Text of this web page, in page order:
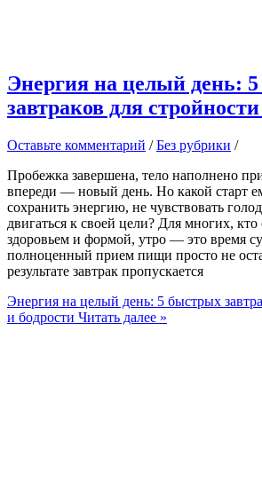
Энергия на целый день:
завтраков для
Оставьте комментарий /Без рубрики /
Пробежка завершена, тело наполнено
впереди — новый день. Но какой старт
сохранить энергию, не чувствовать
двигаться к своей цели? Для многих, кто
здоровьем и формой, утро — это время
полноценный прием пищи просто не
результате завтрак пропускается
Энергия на целый день: 5 быстрых
и бодрости Читать далее »